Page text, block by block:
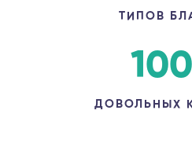
ТИПОВ
100
ДОВОЛЬНЫХ